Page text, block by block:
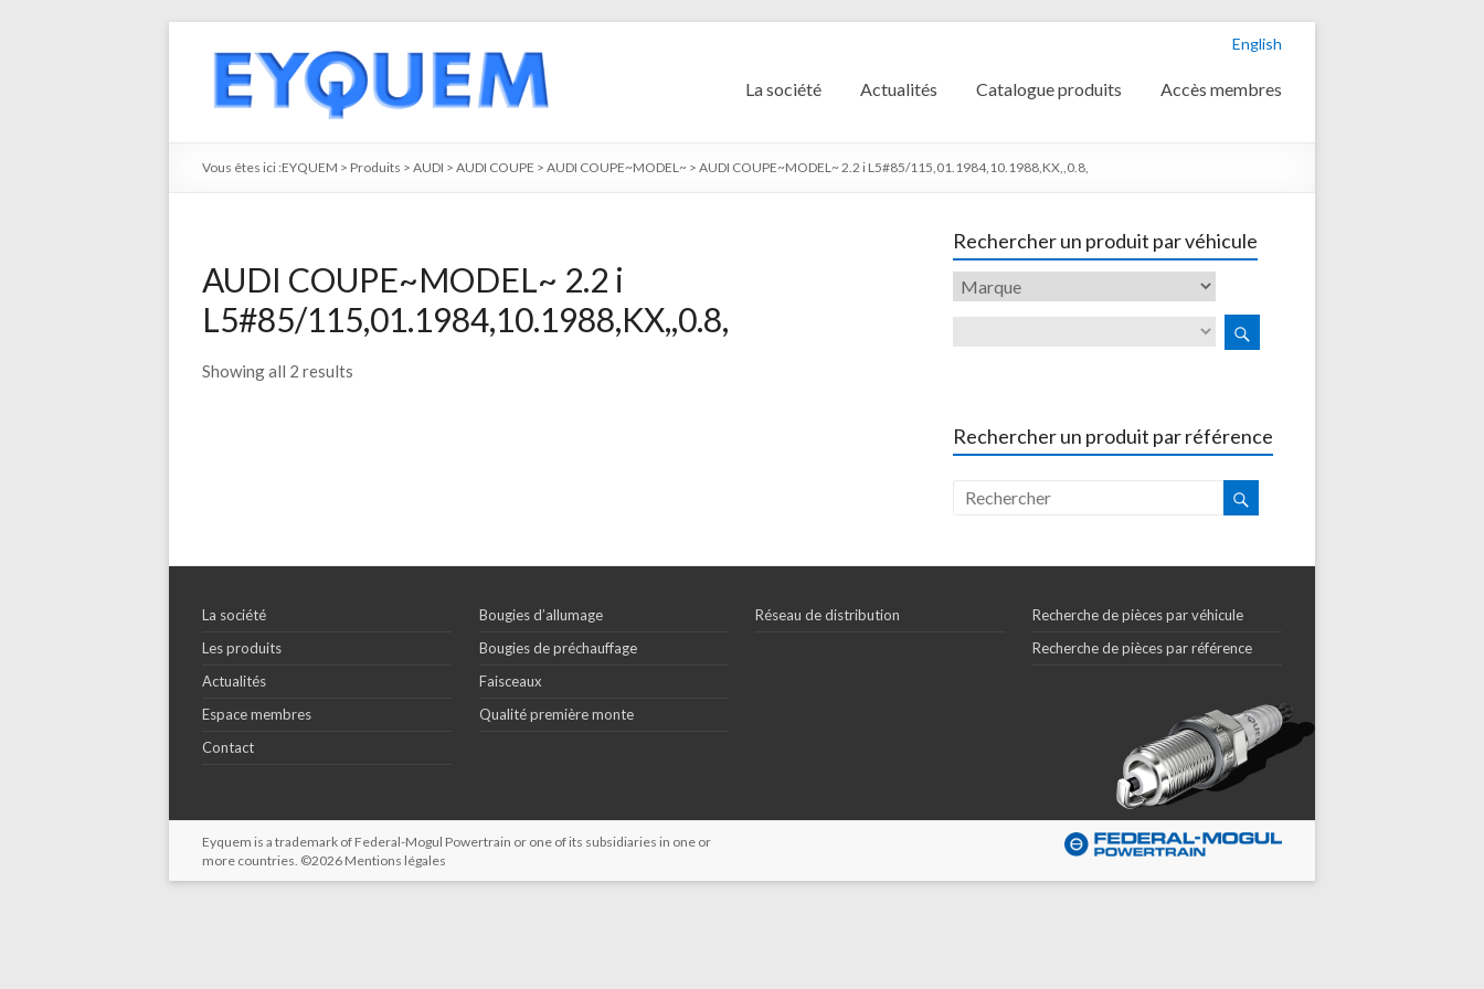
English
La société Actualités Catalogue produits Accès membres
Vous êtes ici :EYQUEM > Produits > AUDI > AUDI COUPE > AUDI COUPE~MODEL~ > AUDI COUPE~MODEL~ 2.2 i L5#85/115,01.1984,10.1988,KX,,0.8,
AUDI COUPE~MODEL~ 2.2 i
L5#85/115,01.1984,10.1988,KX,,0.8,
Showing all 2 results
Rechercher un produit par véhicule
Rechercher un produit par référence
La société
Les produits
Actualités
Espace membres
Contact
Bougies d’allumage
Bougies de préchauffage
Faisceaux
Qualité première monte
Réseau de distribution
Recherche de pièces par véhicule
Recherche de pièces par référence
Eyquem is a trademark of Federal-Mogul Powertrain or one of its subsidiaries in one or
more countries. ©2026 Mentions légales